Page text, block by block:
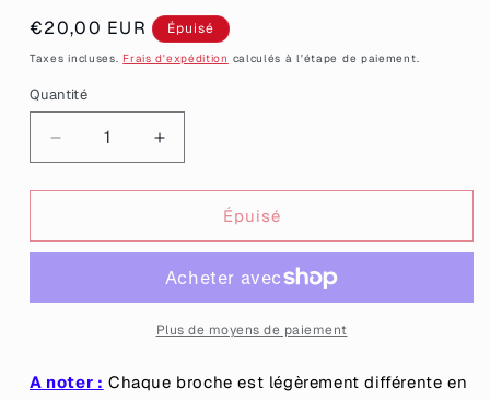
Prix
habituel
€20,00 EUR Épuisé
Taxes incluses. Frais d'expédition calculés à l'étape de paiement.
Quantité
Quantité
Réduire
la
quantité
Broche
le
glisse
Augmenter
la
quantité
Broche
&quot;T&#39;es
pas
le
pingouin
glisse
Épuisé
Plus de moyens de paiement
A noter : Chaque broche est légèrement différente en